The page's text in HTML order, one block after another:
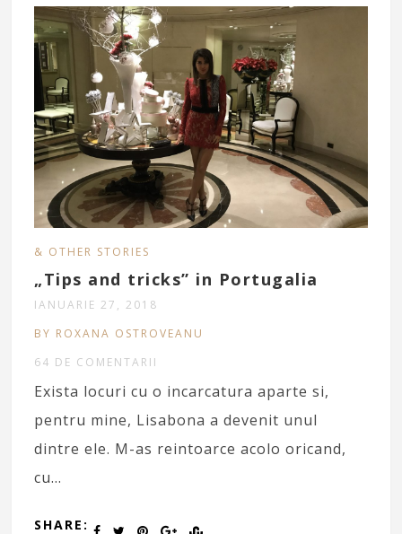
& OTHER STORIES
„Tips and tricks” in Portugalia
IANUARIE 27, 2018
BY ROXANA OSTROVEANU
64 DE COMENTARII
Exista locuri cu o incarcatura aparte si,
pentru mine, Lisabona a devenit unul
dintre ele. M-as reintoarce acolo oricand,
cu…
SHARE: